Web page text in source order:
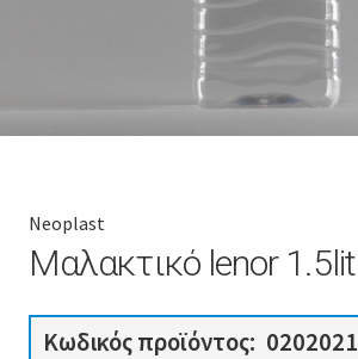
Neoplast
Μαλακτικό lenor 1.5lit
Κωδικός προϊόντος: 0202021